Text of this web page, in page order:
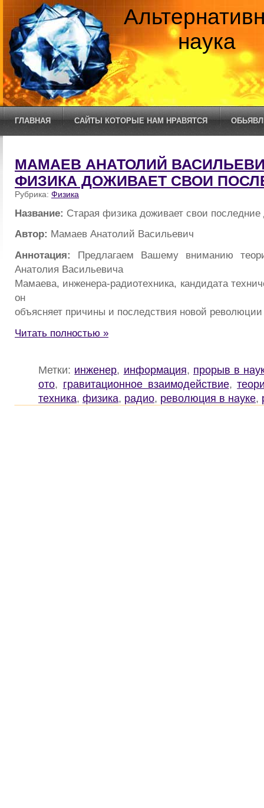
наука
ГЛАВНАЯ САЙТЫ КОТОРЫЕ НАМ НРАВЯТСЯ
МАМАЕВ АНАТОЛИЙ
ФИЗИКА ДОЖИВАЕТ СВОИ
Рубрика: Физика
Название: Старая физика доживает свои последние
Автор: Мамаев Анатолий Васильевич
Аннотация: Предлагаем Вашему вниманию
Анатолия Васильевича
Мамаева, инженера-радиотехника, кандидата
он
объясняет причины и последствия новой
Читать полностью »
Метки: инженер, информация, прорыв в
ото, гравитационное взаимодействие,
техника, физика, радио, революция в науке,